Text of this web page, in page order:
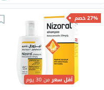
27% خصم
أقل سعرمن 30 يوم